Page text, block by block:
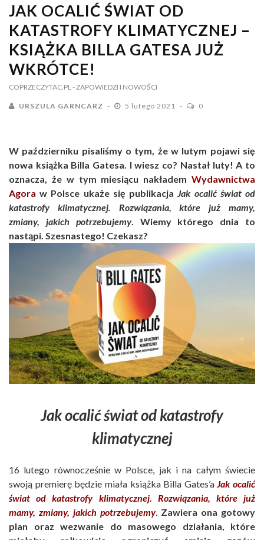
JAK OCALIĆ ŚWIAT OD
KATASTROFY KLIMATYCZNEJ –
KSIĄŻKA BILLA GATESA JUŻ
WKRÓTCE!
COPRZECZYTAC.PL - ZAPOWIEDZI I NOWOŚCI
URSZULA GARNCARZ 5 lutego 2021 0
W październiku pisaliśmy o tym, że w lutym pojawi się
nowa książka Billa Gatesa. I wiesz co? Nastał luty! A to
oznacza, że w tym miesiącu nakładem Wydawnictwa
Agora w Polsce ukaże się publikacjaJak ocalić świat od
katastrofy klimatycznej. Rozwiązania, które już mamy,
zmiany, jakich potrzebujemy. Wiemy którego dnia to
nastąpi. Szesnastego! Czekasz?
Jak ocalić świat od katastrofy
klimatycznej
16 lutego równocześnie w Polsce, jak i na całym świecie
swoją premierę będzie miała książka Billa Gates’aJak ocalić
świat od katastrofy klimatycznej. Rozwiązania, które już
mamy, zmiany, jakich potrzebujemy. Zawiera ona gotowy
plan oraz wezwanie do masowego działania, które